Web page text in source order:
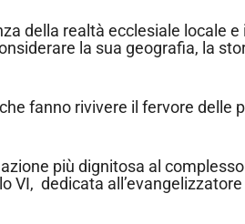
della realtà ecclesiale locale
la sua geografia, la
fanno rivivere il fervore
più dignitosa al
VI, dedicata